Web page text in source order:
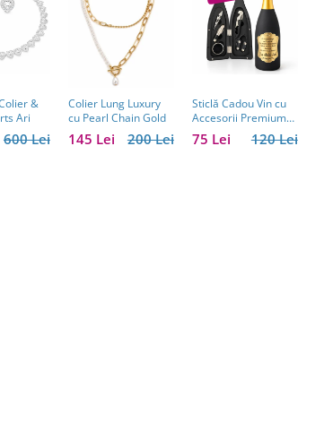
&
Ari
600 Lei
Colier Lung Luxury
cu Pearl Chain Gold
200 Lei
145 Lei
Sticlă Cadou Vin cu
Accesorii Premium
Personalizată – Set
Elegant pentru120 Lei
75 Lei